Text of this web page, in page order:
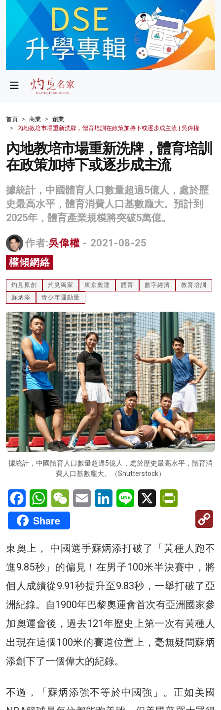
政局
財經
生活
健康
商業
科技
影片
名家榜
灼見活動
首頁 商業
創業
內地教培市場重新洗牌，體育培訓在政策加持下或逐步成主流 | 吳偉權
內地教培市場重新洗牌，體育培訓
在政策加持下或逐步成主流
據統計，中國體育人口數量超過5億人，處於歷
史最高水平，體育消費人口基數龐大。預計到
2025年，體育產業規模將突破5萬億。
作者:吳偉權 - 2021-08-25
權傾網絡
灼見原創 灼見獨家 東京奧運 體育 數字經濟
教育培訓
蘇炳添
青少年運動量
據統計，中國體育人口數量超過5億人，處於歷史最高水平，體育消
費人口基數龐大。（Shutterstock）
FacebookWhatsAppWeChatEmail LinkedInLine X
Share
東奧上， 中國選手蘇炳添打破了「黃種人跑不
進9.85秒」的偏見！在男子100米半決賽中，將
個人成績從9.91秒提升至9.83秒，一舉打破了亞
洲紀錄。自1900年巴黎奧運會首次有亞洲國家參
加奧運會後，過去121年歷史上第一次有黃種人
出現在這個100米的賽道位置上，毫無疑問蘇炳
添創下了一個偉大的紀錄。
不過，「蘇炳添強不等於中國強」。正如美國